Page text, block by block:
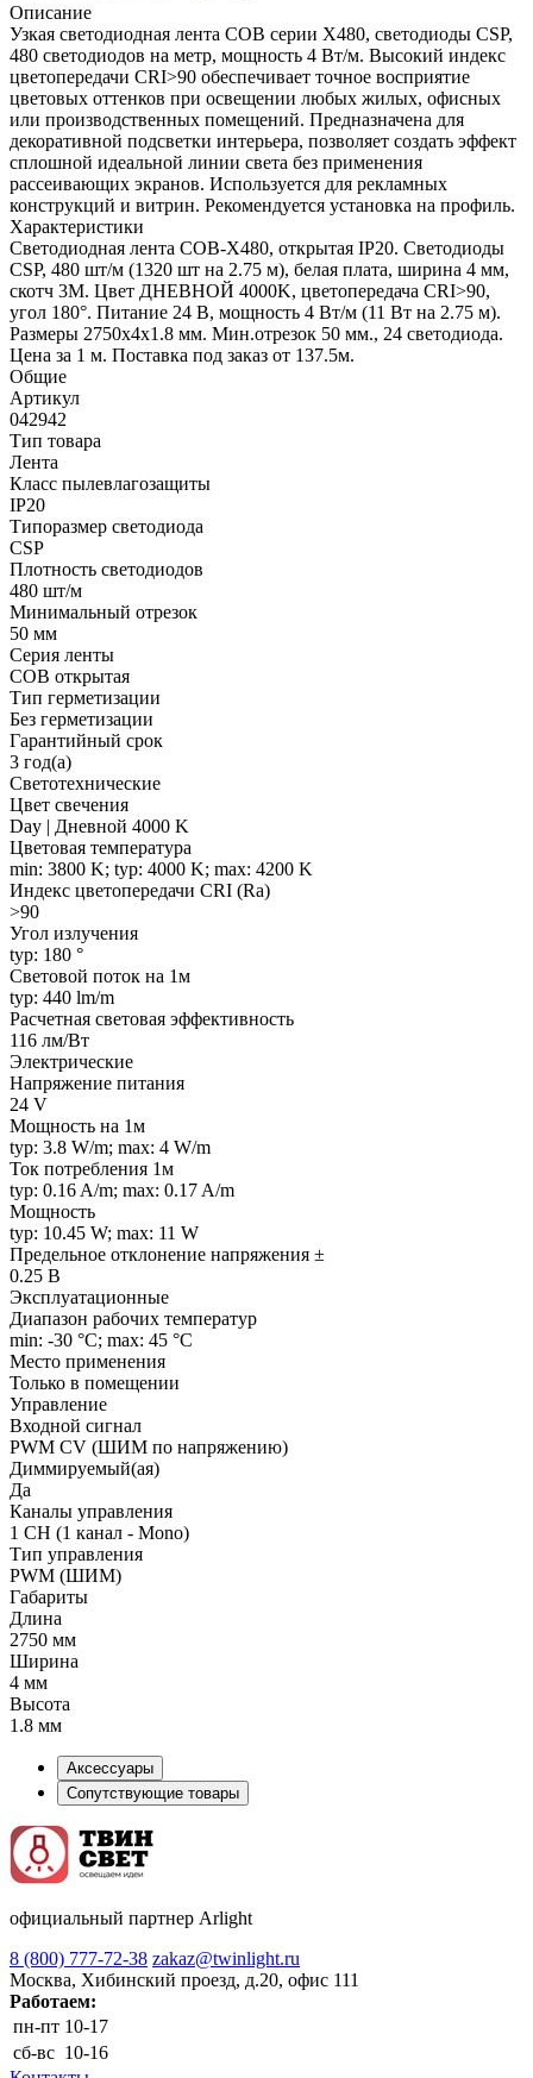
Описание
Узкая светодиодная лента COB серии X480, светодиоды CSP,
480 светодиодов на метр, мощность 4 Вт/м. Высокий индекс
цветопередачи CRI>90 обеспечивает точное восприятие
цветовых оттенков при освещении любых жилых, офисных
или производственных помещений. Предназначена для
декоративной подсветки интерьера, позволяет создать эффект
сплошной идеальной линии света без применения
рассеивающих экранов. Используется для рекламных
конструкций и витрин. Рекомендуется установка на профиль.
Характеристики
Светодиодная лента COB-X480, открытая IP20. Светодиоды
CSP, 480 шт/м (1320 шт на 2.75 м), белая плата, ширина 4 мм,
скотч 3М. Цвет ДНЕВНОЙ 4000K, цветопередача CRI>90,
угол 180°. Питание 24 В, мощность 4 Вт/м (11 Вт на 2.75 м).
Размеры 2750х4х1.8 мм. Мин.отрезок 50 мм., 24 светодиода.
Цена за 1 м. Поставка под заказ от 137.5м.
Общие
Артикул
042942
Тип товара
Лента
Класс пылевлагозащиты
IP20
Типоразмер светодиода
CSP
Плотность светодиодов
480 шт/м
Минимальный отрезок
50 мм
Серия ленты
COB открытая
Тип герметизации
Без герметизации
Гарантийный срок
3 год(а)
Светотехнические
Цвет свечения
Day | Дневной 4000 K
Цветовая температура
min: 3800 K; typ: 4000 K; max: 4200 K
Индекс цветопередачи CRI (Ra)
>90
Угол излучения
typ: 180 °
Световой поток на 1м
typ: 440 lm/m
Расчетная световая эффективность
116 лм/Вт
Электрические
Напряжение питания
24 V
Мощность на 1м
typ: 3.8 W/m; max: 4 W/m
Ток потребления 1м
typ: 0.16 A/m; max: 0.17 A/m
Мощность
typ: 10.45 W; max: 11 W
Предельное отклонение напряжения ±
0.25 В
Эксплуатационные
Диапазон рабочих температур
min: -30 °C; max: 45 °C
Место применения
Только в помещении
Управление
Входной сигнал
PWM СV (ШИМ по напряжению)
Диммируемый(ая)
Да
Каналы управления
1 CH (1 канал - Mono)
Тип управления
PWM (ШИМ)
Габариты
Длина
2750 мм
Ширина
4 мм
Высота
1.8 мм
Аксессуары
Сопутствующие товары
официальный партнер Arlight
8 (800) 777-72-38 zakaz@twinlight.ru
Москва, Хибинский проезд, д.20, офис 111
Работаем:
пн-пт 10-17
сб-вс 10-16